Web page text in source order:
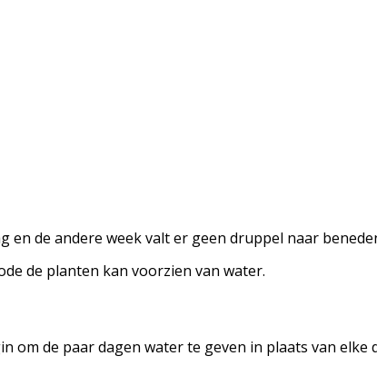
de andere week valt er geen druppel naar
de planten kan voorzien van water.
de paar dagen water te geven in plaats van elke